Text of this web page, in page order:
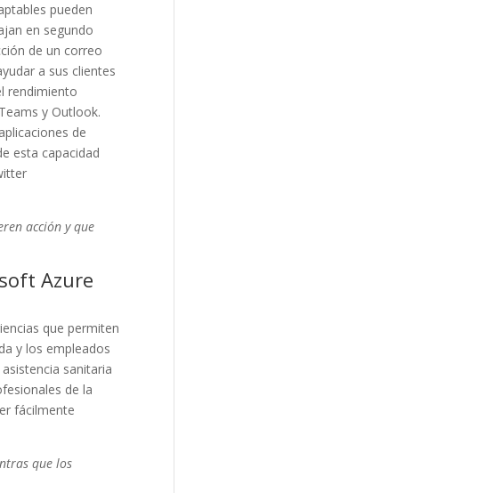
pueden
en segundo
de un correo
a sus clientes
rendimiento
y Outlook.
de
esta capacidad
acción y que
Azure
que permiten
y los empleados
sanitaria
de la
fácilmente
que los